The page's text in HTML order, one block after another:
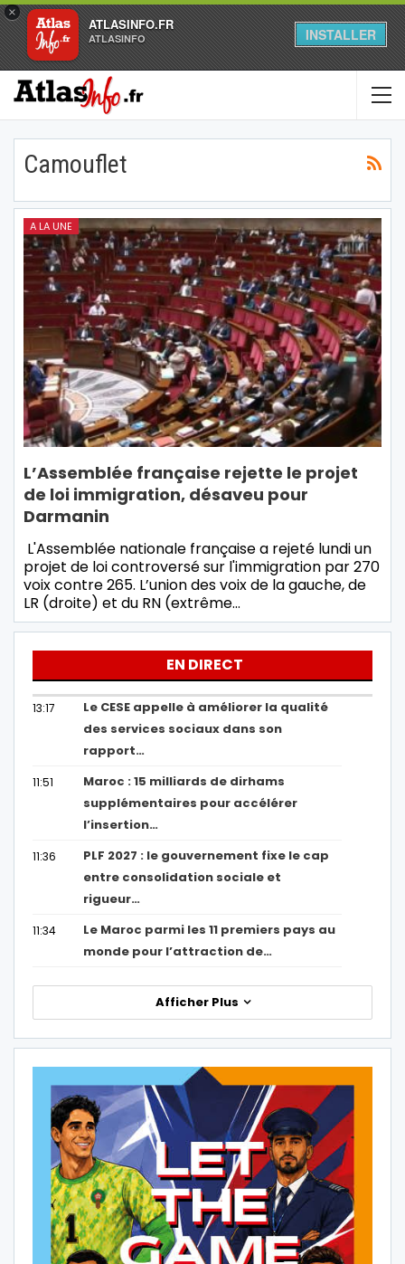
×
ATLASINFO.FR
ATLASINFO INSTALLER
Camouflet
A LA UNE
L’Assemblée française rejette le projet
de loi immigration, désaveu pour
Darmanin
L'Assemblée nationale française a rejeté lundi un
projet de loi controversé sur l'immigration par 270
voix contre 265. L’union des voix de la gauche, de
LR (droite) et du RN (extrême…
EN DIRECT
13:17
Le CESE appelle à améliorer la qualité
des services sociaux dans son
rapport…
11:51
Maroc : 15 milliards de dirhams
supplémentaires pour accélérer
l’insertion…
11:36
PLF 2027 : le gouvernement fixe le cap
entre consolidation sociale et
rigueur…
11:34
Le Maroc parmi les 11 premiers pays au
monde pour l’attraction de…
Afficher Plus